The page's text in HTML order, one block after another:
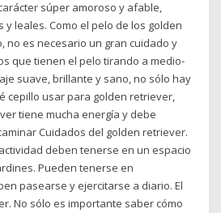
súper amoroso y afable,
leales. Como el pelo de los golden
no es necesario un gran cuidado y
que tienen el pelo tirando a medio-
suave, brillante y sano, no sólo hay
cepillo usar para golden retriever,
tiene mucha energía y debe
Cuidados del golden retriever.
deben tenerse en un espacio
Pueden tenerse en
pasearse y ejercitarse a diario. El
No sólo es importante saber cómo